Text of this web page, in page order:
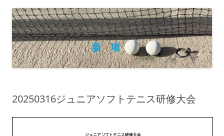
20250316ジュニアソフトテニス研修大会